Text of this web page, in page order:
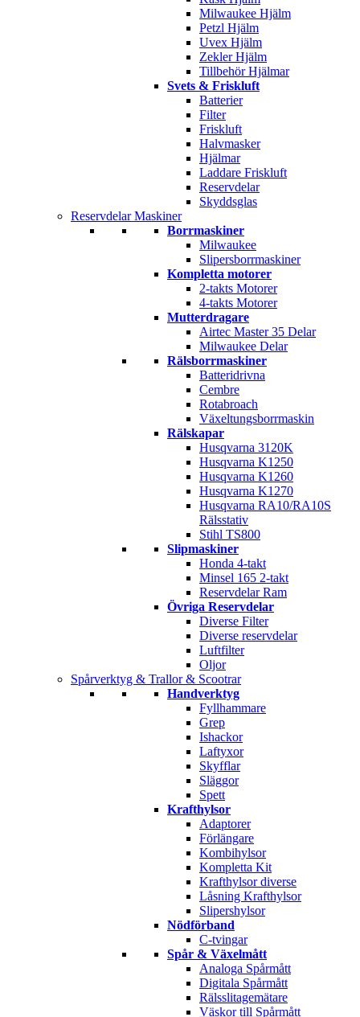
Milwaukee Hjälm
Petzl Hjälm
Uvex Hjälm
Zekler Hjälm
Tillbehör Hjälmar
Svets & Friskluft
Batterier
Filter
Friskluft
Halvmasker
Hjälmar
Laddare Friskluft
Reservdelar
Skyddsglas
Reservdelar Maskiner
Borrmaskiner
Milwaukee
Slipersborrmaskiner
Kompletta motorer
2-takts Motorer
4-takts Motorer
Mutterdragare
Airtec Master 35 Delar
Milwaukee Delar
Rälsborrmaskiner
Batteridrivna
Cembre
Rotabroach
Växeltungsborrmaskin
Rälskapar
Husqvarna 3120K
Husqvarna K1250
Husqvarna K1260
Husqvarna K1270
Husqvarna RA10/RA10S
Rälsstativ
Stihl TS800
Slipmaskiner
Honda 4-takt
Minsel 165 2-takt
Reservdelar Ram
Övriga Reservdelar
Diverse Filter
Diverse reservdelar
Luftfilter
Oljor
Spårverktyg & Trallor & Scootrar
Handverktyg
Fyllhammare
Grep
Ishackor
Laftyxor
Skyfflar
Släggor
Spett
Krafthylsor
Adaptorer
Förlängare
Kombihylsor
Kompletta Kit
Krafthylsor diverse
Låsning Krafthylsor
Slipershylsor
Nödförband
C-tvingar
Spår & Växelmått
Analoga Spårmått
Digitala Spårmått
Rälsslitagemätare
Väskor till Spårmått